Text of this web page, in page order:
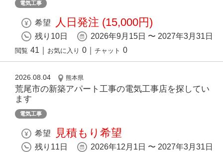
電気工事
希望 人日発注 (15,000円)
残り10日 2026年9月15日 〜 2027年3月31日
閲覧 41 お気に入り 0 チャット 0
2026.08.04 熊本県
荒尾市の新築アパート工事の電気工事店を探してい
ます
電気工事
希望 見積もり希望
残り11日 2026年12月1日 〜 2027年3月31日